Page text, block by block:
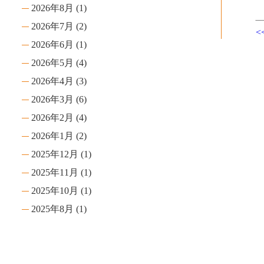
2026年8月 (1)
2026年7月 (2)
2026年6月 (1)
2026年5月 (4)
2026年4月 (3)
2026年3月 (6)
2026年2月 (4)
2026年1月 (2)
2025年12月 (1)
2025年11月 (1)
2025年10月 (1)
2025年8月 (1)